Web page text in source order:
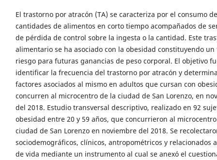
El trastorno por atracón (TA) se caracteriza por el consumo
cantidades de alimentos en corto tiempo acompañados de
de pérdida de control sobre la ingesta o la cantidad. Este
alimentario se ha asociado con la obesidad constituyendo un
riesgo para futuras ganancias de peso corporal. El objetivo
identificar la frecuencia del trastorno por atracón y
factores asociados al mismo en adultos que cursan con
concurren al microcentro de la ciudad de San Lorenzo, en
del 2018. Estudio transversal descriptivo, realizado en 92
obesidad entre 20 y 59 años, que concurrieron al
ciudad de San Lorenzo en noviembre del 2018. Se
sociodemográficos, clínicos, antropométricos y relacionados
de vida mediante un instrumento al cual se anexó el